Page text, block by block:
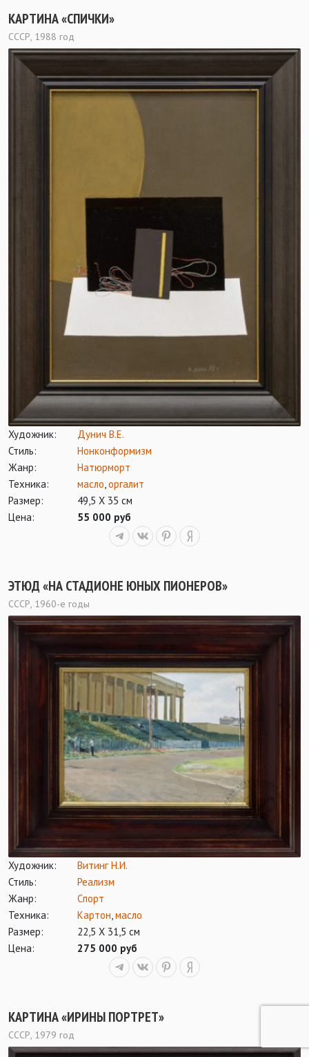
КАРТИНА «СПИЧКИ»
СССР, 1988 год
Художник:
Дунич В.Е.
Стиль:
Нонконформизм
Жанр:
Натюрморт
Техника:
масло,оргалит
Размер:
49,5 Х 35 см
Цена:
55 000 руб
ЭТЮД «НА СТАДИОНЕ ЮНЫХ ПИОНЕРОВ»
СССР, 1960-е годы
Художник:
Витинг Н.И.
Стиль:
Реализм
Жанр:
Спорт
Техника:
Картон,масло
Размер:
22,5 Х 31,5 см
Цена:
275 000 руб
КАРТИНА «ИРИНЫ ПОРТРЕТ»
СССР, 1979 год